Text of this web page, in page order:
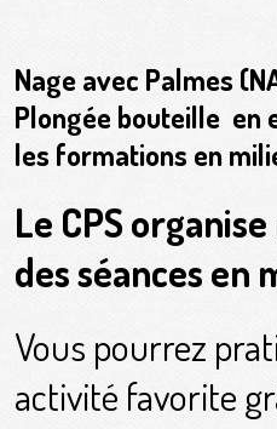
Nage avec Palmes
Plongée bouteille en
les formations en
Le CPS
des séances en
Vous pourrez
activité favorite